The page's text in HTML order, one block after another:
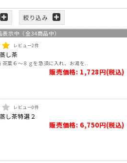
絞り込み
表示中（全34商品中）
レビュー2件
し茶
茶葉６～８ｇを急須に入れ、お湯を..
販売価格: 1,728円(税込)
レビュー0件
し茶特選２
販売価格: 6,750円(税込)